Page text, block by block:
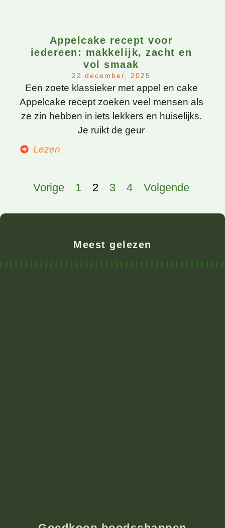
Appelcake recept voor
iedereen: makkelijk, zacht en
vol smaak
22 december, 2025
Een zoete klassieker met appel en cake
Appelcake recept zoeken veel mensen als
ze zin hebben in iets lekkers en huiselijks.
Je ruikt de geur
Lezen
Vorige 1 2 3 4 Volgende
Meest gelezen